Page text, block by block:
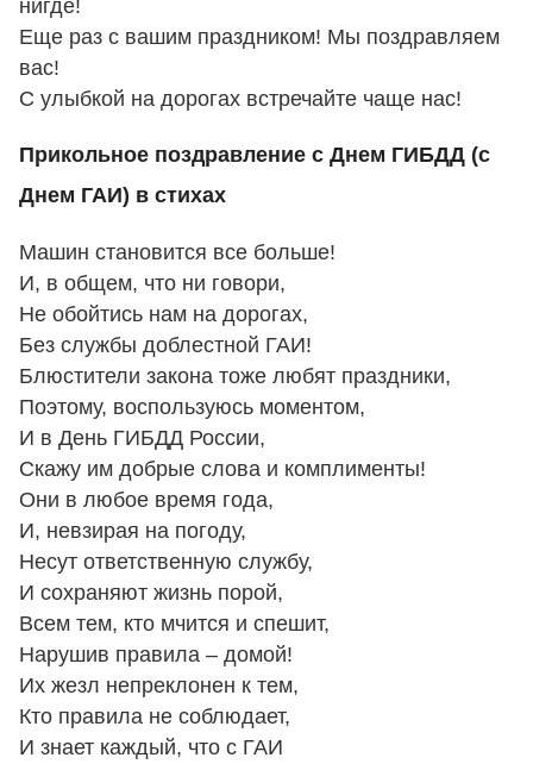
нигде!
Еще раз с вашим праздником! Мы поздравляем
вас!
С улыбкой на дорогах встречайте чаще нас!
Прикольное поздравление с Днем ГИБДД (с
Днем ГАИ) в стихах
Машин становится все больше!
И, в общем, что ни говори,
Не обойтись нам на дорогах,
Без службы доблестной ГАИ!
Блюстители закона тоже любят праздники,
Поэтому, воспользуюсь моментом,
И в День ГИБДД России,
Скажу им добрые слова и комплименты!
Они в любое время года,
И, невзирая на погоду,
Несут ответственную службу,
И сохраняют жизнь порой,
Всем тем, кто мчится и спешит,
Нарушив правила – домой!
Их жезл непреклонен к тем,
Кто правила не соблюдает,
И знает каждый, что с ГАИ